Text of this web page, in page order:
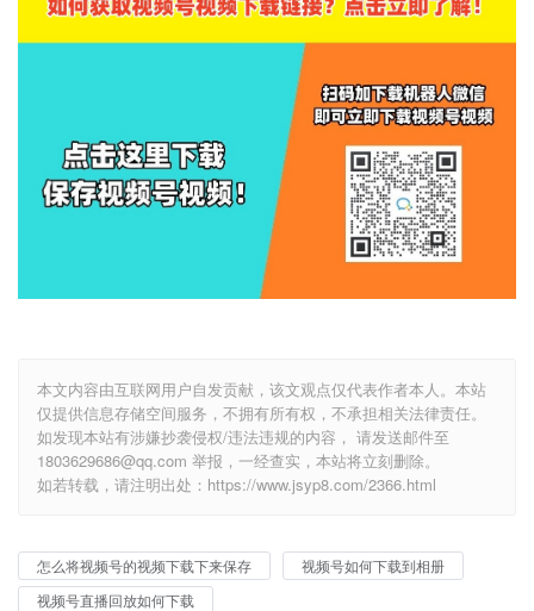
本文内容由互联网用户自发贡献，该文观点仅代表作者本人。本站
仅提供信息存储空间服务，不拥有所有权，不承担相关法律责任。
如发现本站有涉嫌抄袭侵权/违法违规的内容， 请发送邮件至
1803629686@qq.com 举报，一经查实，本站将立刻删除。
如若转载，请注明出处：https://www.jsyp8.com/2366.html
怎么将视频号的视频下载下来保存
视频号如何下载到相册
视频号直播回放如何下载